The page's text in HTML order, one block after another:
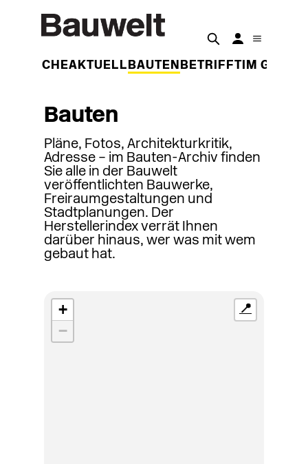
WOCHEAKTUELL BAUTEN BETRIFFT IM
Bauten
Pläne, Fotos, Architekturkritik,
Adresse – im Bauten-Archiv finden
Sie alle in der Bauwelt
veröffentlichten Bauwerke,
Freiraumgestaltungen und
Stadtplanungen. Der
Herstellerindex verrät Ihnen
darüber hinaus, wer was mit wem
gebaut hat.
+
−
📍